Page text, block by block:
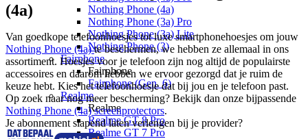
Nothing Phone (4a)
Nothing Phone (3a) Pro
Nothing Phone (3a) Lite
Nothing Phone (3)
Fairphone
Fairphone
Fairphone (Gen. 6)
Realme
Realme
Realme GT 8 Pro
Realme GT 7 Pro
(4a)
Nothing Phone (4a) te beschermen, we hebben ze allemaal in ons
assortiment. Hoesjes voor je telefoon zijn nog altijd de populairste
accessoires en daarom hebben we ervoor gezorgd dat je ruim de
keuze hebt. Kies het telefoonhoesje dat bij jou en je telefoon past.
Nothing Phone (4a) screenprotectors.
Je abonnement slapend laten verlengen bij je provider?